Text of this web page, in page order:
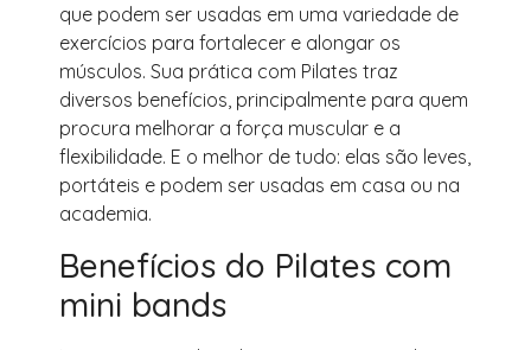
que podem ser usadas em uma variedade de
exercícios para fortalecer e alongar os
músculos. Sua prática com Pilates traz
diversos benefícios, principalmente para quem
procura melhorar a força muscular e a
flexibilidade. E o melhor de tudo: elas são leves,
portáteis e podem ser usadas em casa ou na
academia.
Benefícios do Pilates com
mini bands